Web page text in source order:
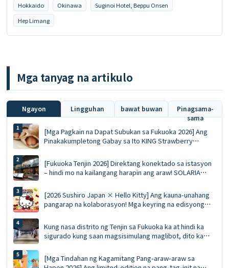
Hokkaido
Okinawa
Suginoi Hotel, Beppu Onsen
Hep Limang
Mga tanyag na artikulo
Ngayon Lingguhan bawat buwan
Pinagsama-
sama
[Mga Pagkain na Dapat Subukan sa Fukuoka 2026] Ang
Pinakakumpletong Gabay sa Ito KING Strawberry
ang mousse ace na eksklusibo sa tag-init
[Fukuoka Tenjin 2026] Direktang konektado sa istasyon
– hindi mo na kailangang harapin ang araw! SOLARIA
na mga pagkaing pinipila at listahan ng pamimili
[2026 Sushiro Japan × Hello Kitty] Ang kauna-unahang
pangarap na kolaborasyon! Mga keyring na edisyong
kumpletong gabay sa limang tematikong restawran
Kung nasa distrito ng Tenjin sa Fukuoka ka at hindi ka
sigurado kung saan magsisimulang maglibot, dito ka
Underground Shopping Arcade | Pagkain, pamimili, at
mga souvenir nang sabay-sabay
[Mga Tindahan ng Kagamitang Pang-araw-araw sa